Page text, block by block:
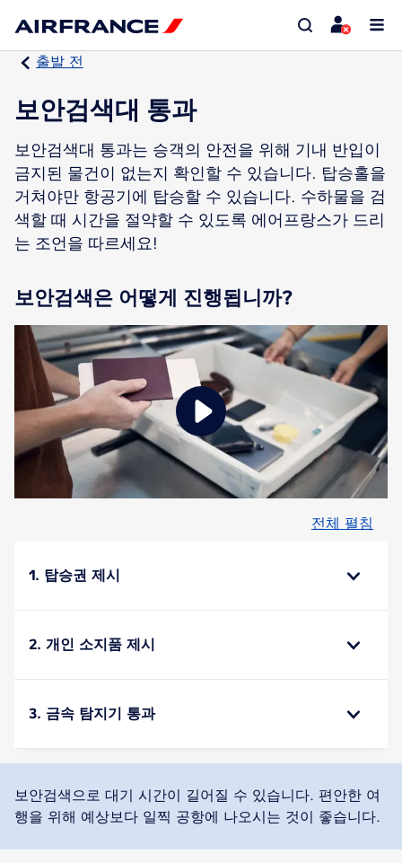
출발 전
보안검색대 통과
보안검색대 통과는 승객의 안전을 위해 기내 반입이
금지된 물건이 없는지 확인할 수 있습니다. 탑승홀을
거쳐야만 항공기에 탑승할 수 있습니다. 수하물을 검
색할 때 시간을 절약할 수 있도록 에어프랑스가 드리
는 조언을 따르세요!
보안검색은 어떻게 진행됩니까?
전체 펼침
1. 탑승권 제시
2. 개인 소지품 제시
3. 금속 탐지기 통과
보안검색으로 대기 시간이 길어질 수 있습니다. 편안한 여
행을 위해 예상보다 일찍 공항에 나오시는 것이 좋습니다.